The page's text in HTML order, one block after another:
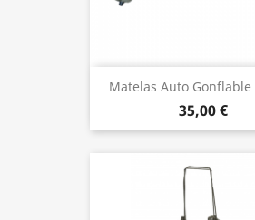
Matelas Auto Gonflable
35,00 €